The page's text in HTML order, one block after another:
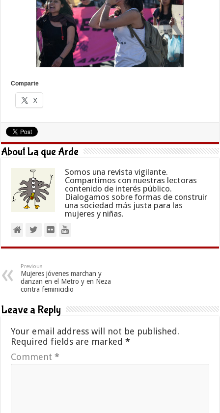
Comparte
X
About La que Arde
Somos una revista vigilante.
Compartimos con nuestras lectoras
contenido de interés público.
Dialogamos sobre formas de construir
una sociedad más justa para las
mujeres y niñas.
Previous
Mujeres jóvenes marchan y
danzan en el Metro y en Neza
contra feminicidio
Leave a Reply
Your email address will not be published.
Required fields are marked*
Comment*